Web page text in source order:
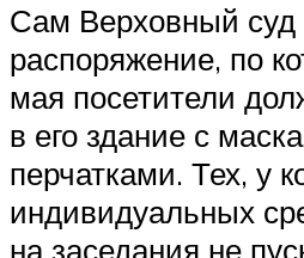
Сам Верховный суд
распоряжение, по
мая посетители
в его здание с
перчатками. Тех, у
индивидуальных
на заседания не